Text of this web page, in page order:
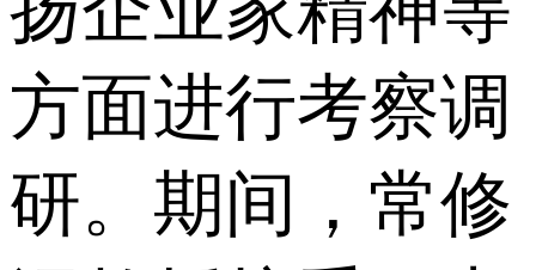
方面进行考察调
研。期间，常修